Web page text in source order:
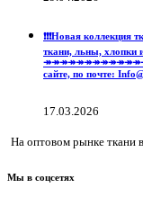
❗️❗️❗️Новая
ткани, льны, хлопки
сайте, по почте:
17.03.2026
На оптовом рынке ткани
Мы в соцсетях